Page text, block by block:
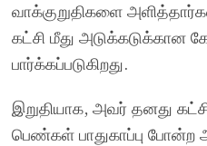
வாக்குறுதிகளை
கட்சி மீது அடுக்கடுக்கான
பார்க்கப்படுகிறது.
இறுதியாக, அவர் தனது
பெண்கள் பாதுகாப்பு போன்ற